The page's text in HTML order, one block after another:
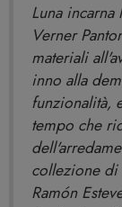
Luna
Verner
materiali
inno alla
funzionalità,
tempo che
collezione di
Ramón